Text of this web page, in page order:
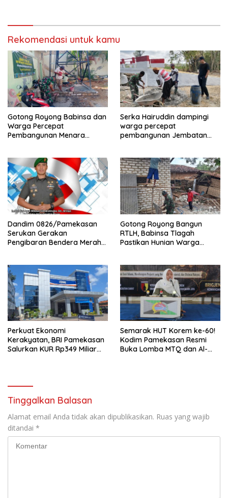
Rekomendasi untuk kamu
Gotong Royong Babinsa dan
Warga Percepat
Pembangunan Menara
Serka Hairuddin dampingi
warga percepat
pembangunan Jembatan
Dandim 0826/Pamekasan
Serukan Gerakan
Pengibaran Bendera Merah
Gotong Royong Bangun
RTLH, Babinsa Tlagah
Pastikan Hunian Warga
Perkuat Ekonomi
Kerakyatan, BRI Pamekasan
Salurkan KUR Rp349 Miliar
Semarak HUT Korem ke-60!
Kodim Pamekasan Resmi
Buka Lomba MTQ dan Al-
Tinggalkan Balasan
Alamat email Anda tidak akan dipublikasikan. Ruas yang wajib
ditandai *